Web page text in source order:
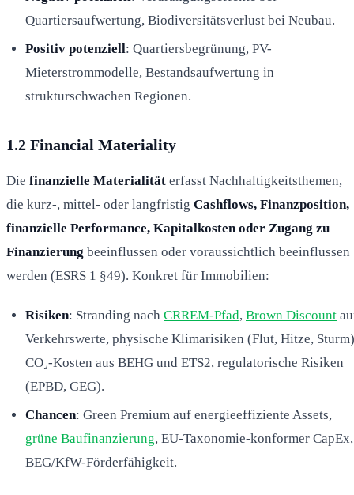
Quartiersaufwertung, Biodiversitätsverlust bei Neubau.
Positiv potenziell: Quartiersbegrünung, PV-
Mieterstrommodelle, Bestandsaufwertung in
strukturschwachen Regionen.
1.2 Financial Materiality
Die finanzielle Materialität erfasst Nachhaltigkeitsthemen,
die kurz-, mittel- oder langfristig Cashflows, Finanzposition,
finanzielle Performance, Kapitalkosten oder Zugang zu
Finanzierung beeinflussen oder voraussichtlich beeinflussen
werden (ESRS 1 §49). Konkret für Immobilien:
Risiken: Stranding nach CRREM-Pfad, Brown Discount
Verkehrswerte, physische Klimarisiken (Flut, Hitze,
CO₂-Kosten aus BEHG und ETS2, regulatorische Risiken
(EPBD, GEG).
Chancen: Green Premium auf energieeffiziente Assets,
grüne Baufinanzierung, EU-Taxonomie-konformer CapEx,
BEG/KfW-Förderfähigkeit.